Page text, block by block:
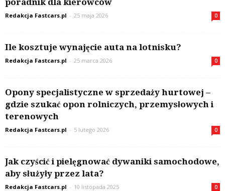
Redakcja Fastcars.pl - 25 maja 2026 0
Ile kosztuje wynajęcie auta na lotnisku?
Redakcja Fastcars.pl - 25 marca 2026 0
Opony specjalistyczne w sprzedaży hurtowej –
gdzie szukać opon rolniczych, przemysłowych i
terenowych
Redakcja Fastcars.pl - 5 lutego 2026 0
Jak czyścić i pielęgnować dywaniki samochodowe,
aby służyły przez lata?
Redakcja Fastcars.pl - 10 listopada 2025 0